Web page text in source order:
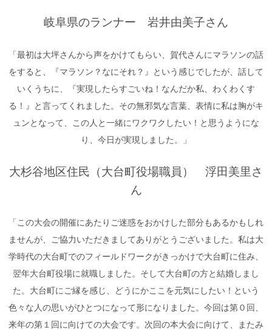
岐阜県のランナー 岩井由美子さん
「最初は大坪さんから声をかけてもらい、賀代さんにマラソンの話
をすると、『マラソン？なにそれ？』という感じでしたが、話して
いくうちに、『実現したらすごいね！なんだか私、わくわくす
る！』と言ってくれました。その無邪気な言葉、表情に私は胸がキ
ュンとなって、この人と一緒にワクワクしたい！と思うようにな
り、今日が実現しました。」
大杉谷地区住民（大台町役場職員） 浮田美里さ
ん
「この大会の開催にあたりご迷惑をおかけした部分もあるかもしれ
ませんが、ご協力いただきましてありがとうございました。私は大
学時代の大台町でのフィールドワークがきっかけで大台町に住み、
翌年大台町役場に就職しました。そして大台町の方と結婚しまし
た。大台町にご縁を感じ、どうにかここを元気にしたい！という
色々な人の思いがひとつになって形になりました。今回は第０回、
来年の第１回に向けての大会です。次回の本大会に向けて、またみ